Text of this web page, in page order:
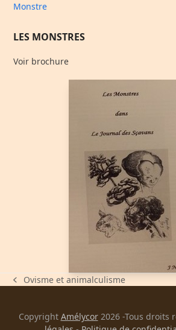
Monstre
LES MONSTRES
Voir brochure
previous
Ovisme et animalculisme
Copyright Amélycor2026 -Tous droits